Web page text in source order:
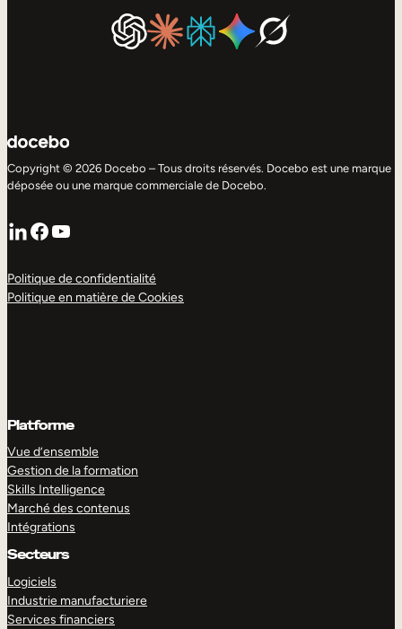
Copyright © 2026 Docebo – Tous droits réservés. Docebo est une marque
déposée ou une marque commerciale de Docebo.
LinkedIn
Facebook
YouTube
Politique de confidentialité
Politique en matière de Cookies
Platforme
Vue d’ensemble
Gestion de la formation
Skills Intelligence
Marché des contenus
Intégrations
Secteurs
Logiciels
Industrie manufacturiere
Services financiers